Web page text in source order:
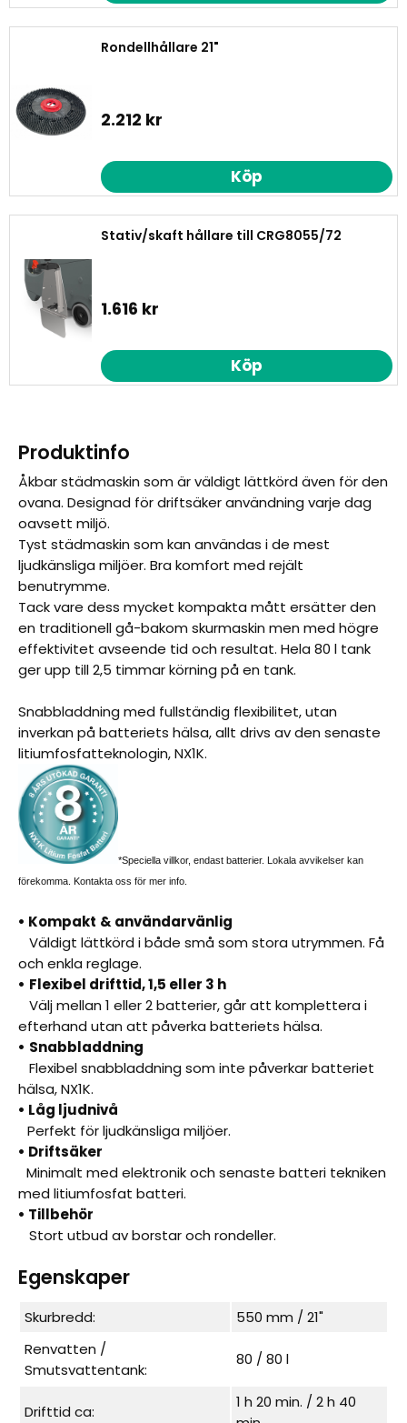
Rondellhållare 21"
2.212 kr
Köp
Stativ/skaft hållare till CRG8055/72
1.616 kr
Köp
Produktinfo
Åkbar städmaskin som är väldigt lättkörd även för den
ovana. Designad för driftsäker användning varje dag
oavsett miljö.
Tyst städmaskin som kan användas i de mest
ljudkänsliga miljöer. Bra komfort med rejält
benutrymme.
Tack vare dess mycket kompakta mått ersätter den
en traditionell gå-bakom skurmaskin men med högre
effektivitet avseende tid och resultat. Hela 80 l tank
ger upp till 2,5 timmar körning på en tank.
Snabbladdning med fullständig flexibilitet, utan
inverkan på batteriets hälsa, allt drivs av den senaste
litiumfosfatteknologin, NX1K.
*Speciella villkor, endast batterier. Lokala avvikelser kan
förekomma. Kontakta oss för mer info.
• Kompakt & användarvänlig
Väldigt lättkörd i både små som stora utrymmen. Få
och enkla reglage.
• Flexibel drifttid, 1,5 eller 3 h
Välj mellan 1 eller 2 batterier, går att komplettera i
efterhand utan att påverka batteriets hälsa.
• Snabbladdning
Flexibel snabbladdning som inte påverkar batteriet
hälsa, NX1K.
• Låg ljudnivå
Perfekt för ljudkänsliga miljöer.
• Driftsäker
Minimalt med elektronik och senaste batteri tekniken
med litiumfosfat batteri.
• Tillbehör
Stort utbud av borstar och rondeller.
Egenskaper
Skurbredd:
550 mm / 21"
Renvatten /
Smutsvattentank:
80 / 80 l
Drifttid ca:
1 h 20 min. / 2 h 40